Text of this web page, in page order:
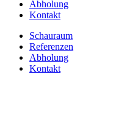
Abholung
Kontakt
Schauraum
Referenzen
Abholung
Kontakt